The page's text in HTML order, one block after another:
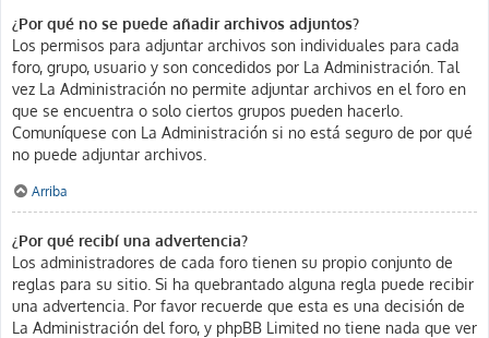
¿Por qué no se puede añadir archivos adjuntos?
Los permisos para adjuntar archivos son individuales para cada
foro, grupo, usuario y son concedidos por La Administración. Tal
vez La Administración no permite adjuntar archivos en el foro en
que se encuentra o solo ciertos grupos pueden hacerlo.
Comuníquese con La Administración si no está seguro de por qué
no puede adjuntar archivos.
Arriba
¿Por qué recibí una advertencia?
Los administradores de cada foro tienen su propio conjunto de
reglas para su sitio. Si ha quebrantado alguna regla puede recibir
una advertencia. Por favor recuerde que esta es una decisión de
La Administración del foro, y phpBB Limited no tiene nada que ver